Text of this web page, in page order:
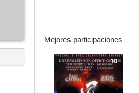
Mejores participaciones
10